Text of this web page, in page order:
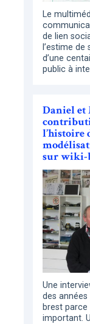
Le
de lien
l’estime de
d’une
public à
Daniel et
l’histoire
sur wiki-
Une
des
brest
important.